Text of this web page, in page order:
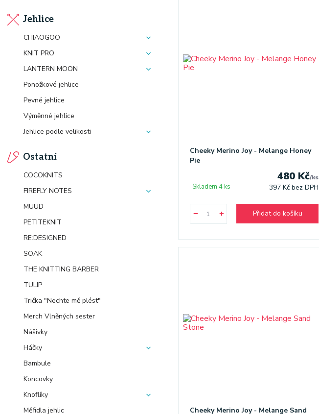
Jehlice
CHIAOGOO
KNIT PRO
LANTERN MOON
Ponožkové jehlice
Pevné jehlice
Výměnné jehlice
Jehlice podle velikosti
Ostatní
COCOKNITS
FIREFLY NOTES
MUUD
PETITEKNIT
RE:DESIGNED
SOAK
THE KNITTING BARBER
TULIP
Trička "Nechte mě plést"
Merch Vlněných sester
Nášivky
Háčky
Bambule
Koncovky
Knoflíky
Měřidla jehlic
Cheeky Merino Joy - Melange Honey
Pie
480 Kč/ks
397 Kčbez DPH
Skladem 4 ks
Přidat do košíku
Cheeky Merino Joy - Melange Sand